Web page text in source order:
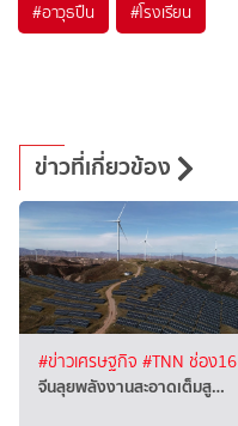
#อาวุธปืน #โรงเรียน
ข่าวที่เกี่ยวข้อง
#ข่าวเศรษฐกิจ #TNN ช่อง16
จีนลุยพลังงานสะอาดเต็มสู…